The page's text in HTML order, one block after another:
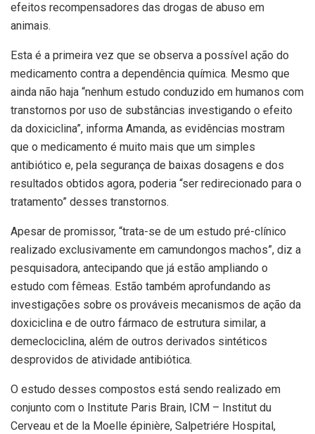
efeitos recompensadores das drogas de abuso em
animais.
Esta é a primeira vez que se observa a possível ação do
medicamento contra a dependência química. Mesmo que
ainda não haja “nenhum estudo conduzido em humanos com
transtornos por uso de substâncias investigando o efeito
da doxiciclina”, informa Amanda, as evidências mostram
que o medicamento é muito mais que um simples
antibiótico e, pela segurança de baixas dosagens e dos
resultados obtidos agora, poderia “ser redirecionado para o
tratamento” desses transtornos.
Apesar de promissor, “trata-se de um estudo pré-clínico
realizado exclusivamente em camundongos machos”, diz a
pesquisadora, antecipando que já estão ampliando o
estudo com fêmeas. Estão também aprofundando as
investigações sobre os prováveis mecanismos de ação da
doxiciclina e de outro fármaco de estrutura similar, a
demeclociclina, além de outros derivados sintéticos
desprovidos de atividade antibiótica.
O estudo desses compostos está sendo realizado em
conjunto com o Institute Paris Brain, ICM – Institut du
Cerveau et de la Moelle épinière, Salpetriére Hospital,